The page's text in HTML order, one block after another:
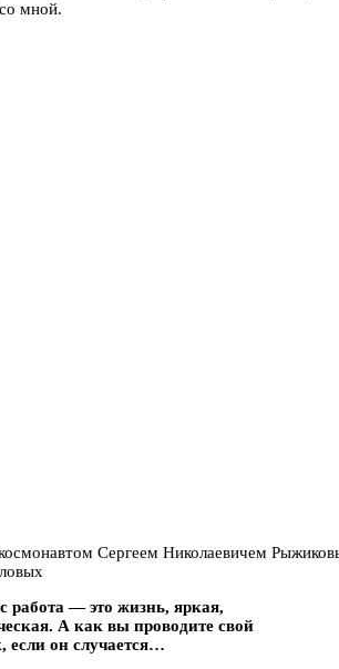
мной.
Сергеем Николаевичем
работа — это жизнь, яркая,
А как вы проводите свой
если он случается…